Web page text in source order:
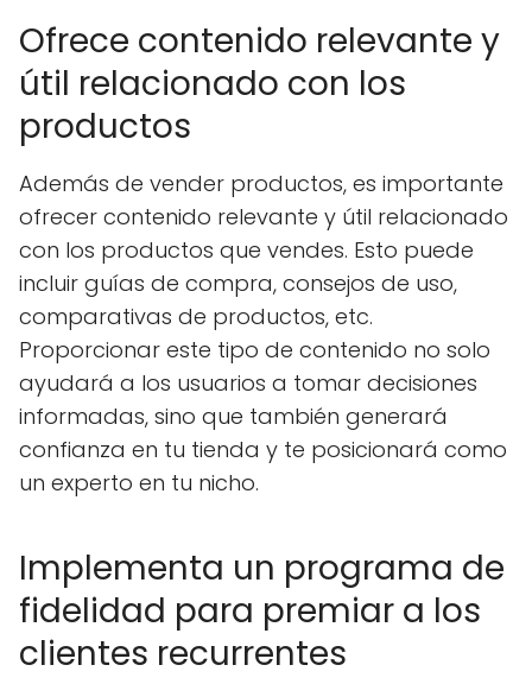
Ofrece contenido relevante y
útil relacionado con los
productos
Además de vender productos, es importante
ofrecer contenido relevante y útil relacionado
con los productos que vendes. Esto puede
incluir guías de compra, consejos de uso,
comparativas de productos, etc.
Proporcionar este tipo de contenido no solo
ayudará a los usuarios a tomar decisiones
informadas, sino que también generará
confianza en tu tienda y te posicionará como
un experto en tu nicho.
Implementa un programa de
fidelidad para premiar a los
clientes recurrentes